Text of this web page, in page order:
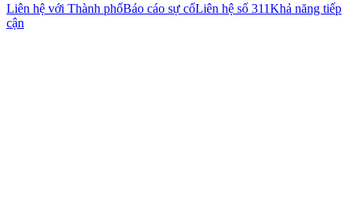
Liên hệ với Thành phốBáo cáo sự cốLiên hệ số 311Khả năng tiếp
cận